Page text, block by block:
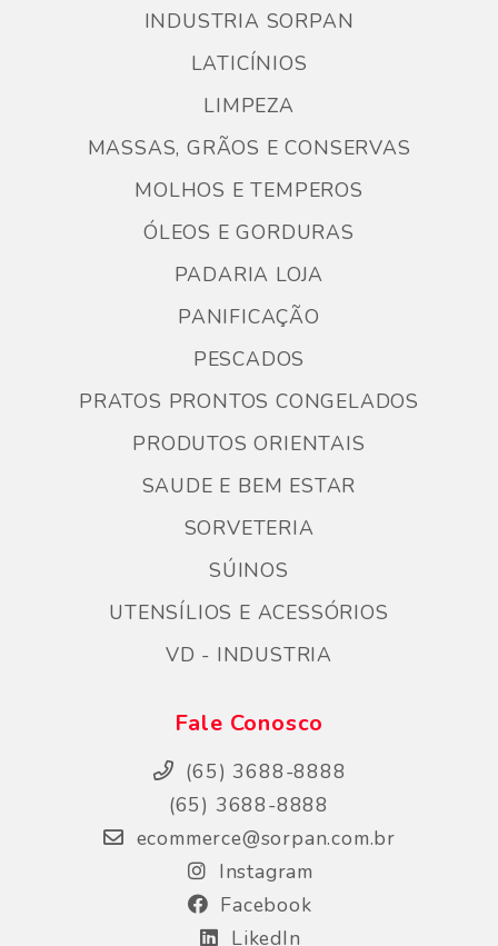
INDUSTRIA SORPAN
LATICÍNIOS
LIMPEZA
MASSAS, GRÃOS E CONSERVAS
MOLHOS E TEMPEROS
ÓLEOS E GORDURAS
PADARIA LOJA
PANIFICAÇÃO
PESCADOS
PRATOS PRONTOS CONGELADOS
PRODUTOS ORIENTAIS
SAUDE E BEM ESTAR
SORVETERIA
SÚINOS
UTENSÍLIOS E ACESSÓRIOS
VD - INDUSTRIA
Fale Conosco
(65) 3688-8888
(65) 3688-8888
ecommerce@sorpan.com.br
Instagram
Facebook
LikedIn